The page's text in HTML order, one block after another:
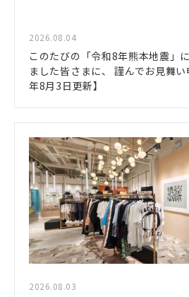
2026.08.04
このたびの「令和8年熊本地震」
ました皆さまに、 謹んでお見舞
年8月3日更新】
2026.08.03